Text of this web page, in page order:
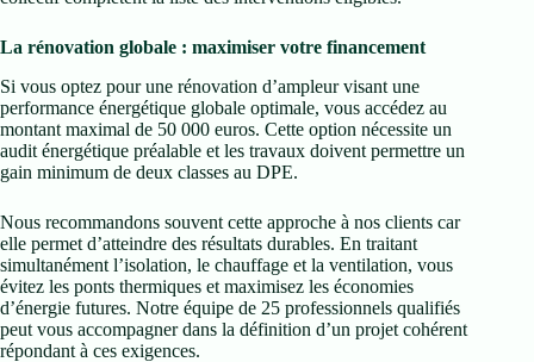
La rénovation globale : maximiser votre financement
Si vous optez pour une rénovation d’ampleur visant une
performance énergétique globale optimale, vous accédez au
montant maximal de 50 000 euros. Cette option nécessite un
audit énergétique préalable et les travaux doivent permettre un
gain minimum de deux classes au DPE.
Nous recommandons souvent cette approche à nos clients car
elle permet d’atteindre des résultats durables. En traitant
simultanément l’isolation, le chauffage et la ventilation, vous
évitez les ponts thermiques et maximisez les économies
d’énergie futures. Notre équipe de 25 professionnels qualifiés
peut vous accompagner dans la définition d’un projet cohérent
répondant à ces exigences.